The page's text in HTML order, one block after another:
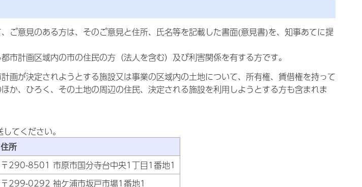
ご意見のある方は、そのご意見と住所、氏名等を記載した書面(意見書)を、知事あてに提
市計画区域内の市の住民の方（法人を含む）及び利害関係を有する方です。
画が決定されようとする施設又は事業の区域内の土地について、所有権、賃借権を持って
か、ひろく、その土地の周辺の住民、決定される施設を利用しようとする方も含まれま
てください。
住所
〒290-8501 市原市国分寺台中央1丁目1番地1
〒299-0292 袖ケ浦市坂戸市場1番地1